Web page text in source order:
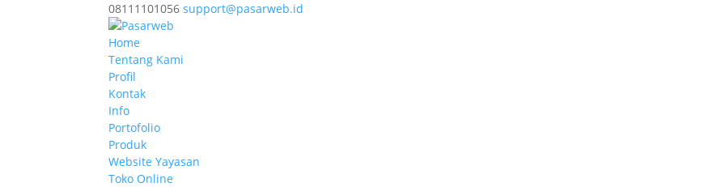
08111101056 support@pasarweb.id
Home
Tentang Kami
Profil
Kontak
Info
Portofolio
Produk
Website Yayasan
Toko Online